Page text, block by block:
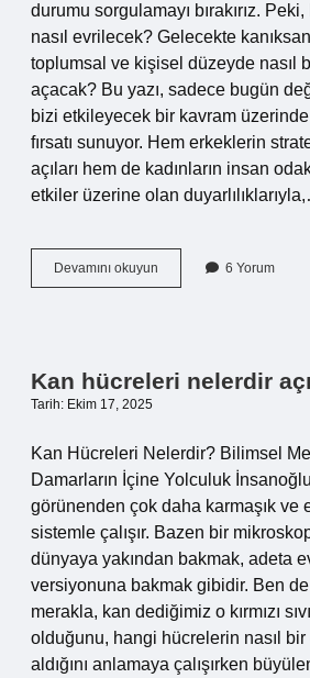
durumu sorgulamayı bırakırız.
nasıl evrilecek? Gelecekte
toplumsal ve kişisel düzeyde nasıl
açacak? Bu yazı, sadece bugün
bizi etkileyecek bir kavram
fırsatı sunuyor. Hem erkeklerin
açıları hem de kadınların insan
etkiler üzerine olan
Devamını okuyun Kanıksanmış
ne
6 Yorum
Kan hücreleri nelerdir
Tarih: Ekim 17, 2025
Kan Hücreleri Nelerdir? Bilimsel
Damarların İçine Yolculuk
görünenden çok daha karmaşık ve
sistemle çalışır. Bazen bir
dünyaya yakından bakmak, adeta
versiyonuna bakmak gibidir. Ben
merakla, kan dediğimiz o kırmızı
olduğunu, hangi hücrelerin nasıl
aldığını anlamaya çalışırken